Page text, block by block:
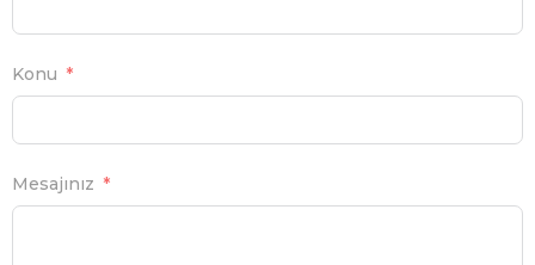
Konu
Mesajınız